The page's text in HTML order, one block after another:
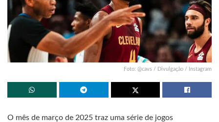
Foto: @cavs / Divulgação / Instagram
O mês de março de 2025 traz uma série de jogos